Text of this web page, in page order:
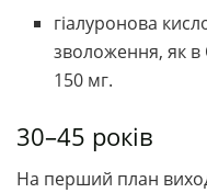
гіалуронова
зволоження, як в
150 мг.
30–45 років
На перший план